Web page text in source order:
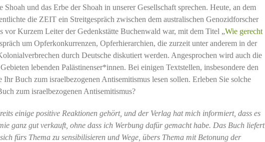
und das Erbe der Shoah in unserer Gesellschaft sprechen. Heute, an dem
die ZEIT ein Streitgespräch zwischen dem australischen Genozidforscher
vor Kurzem Leiter der Gedenkstätte Buchenwald war, mit dem Titel „Wie gerecht
um Opferkonkurrenzen, Opferhierarchien, die zurzeit unter anderem in der
durch Deutsche diskutiert werden. Angesprochen wird auch die
lebenden Palästinenser*innen. Bei einigen Textstellen, insbesondere den
Buch zum israelbezogenen Antisemitismus lesen sollen. Erleben Sie solche
zum israelbezogenen Antisemitismus?
einige positive Reaktionen gehört, und der Verlag hat mich informiert, dass es
ganz gut verkauft, ohne dass ich Werbung dafür gemacht habe. Das Buch liefert
fürs Thema zu sensibilisieren und Wege, übers Thema mit Betonung der